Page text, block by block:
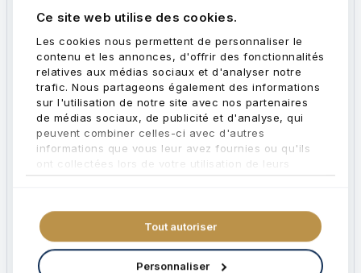
Ce site web utilise des cookies.
Les cookies nous permettent de personnaliser le
contenu et les annonces, d'offrir des fonctionnalités
relatives aux médias sociaux et d'analyser notre
trafic. Nous partageons également des informations
sur l'utilisation de notre site avec nos partenaires
de médias sociaux, de publicité et d'analyse, qui
peuvent combiner celles-ci avec d'autres
informations que vous leur avez fournies ou qu'ils
ont collectées lors de votre utilisation de leurs
services.
Tout autoriser
Personnaliser
TÉLÉPHONE
EMAIL
contact@trustiway.com
HORAIRES
Lundi-Vendredi, 9h-19h
ACCÈS
Métro Opéra (M3, M7, M8) · Madeleine (M8, M12, M14)